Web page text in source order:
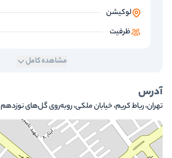
لوکیشن
ظرفیت
مشاهده کامل
آدرس
تهران، رباط کریم، خیابان ملکی، روبه‌روی گل‌های نوزدهم